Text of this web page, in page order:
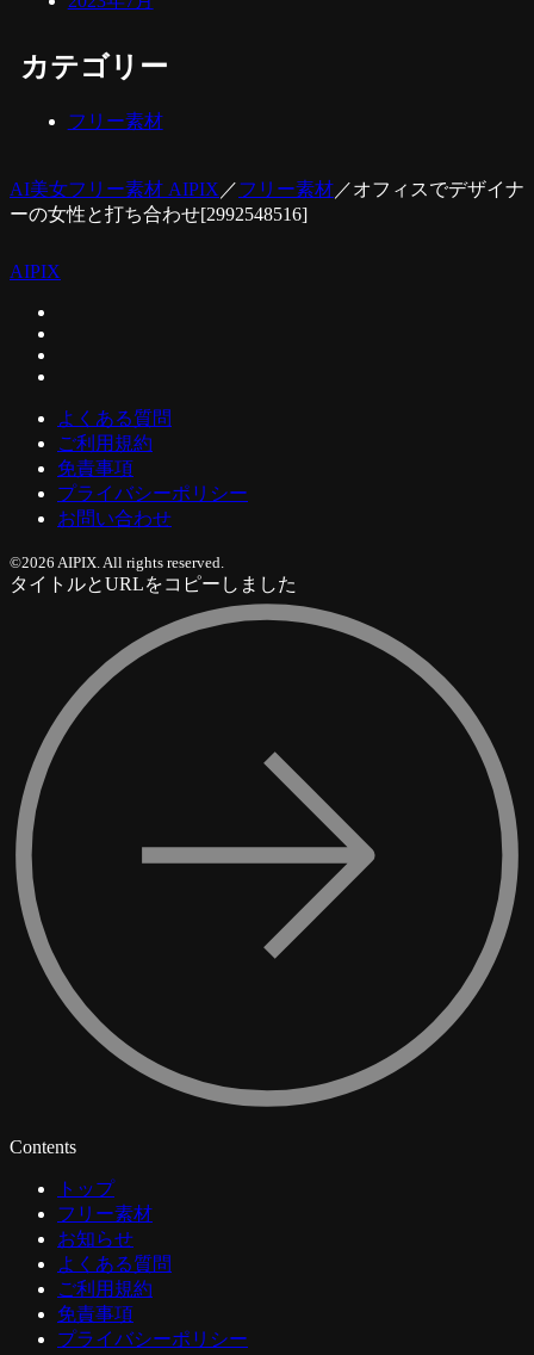
カテゴリー
フリー素材
AI美女フリー素材 AIPIX ／フリー素材 ／オフィスでデザイナ
ーの女性と打ち合わせ[2992548516]
AIPIX
よくある質問
ご利用規約
免責事項
プライバシーポリシー
お問い合わせ
©2026 AIPIX. All rights reserved.
タイトルとURLをコピーしました
Contents
トップ
フリー素材
お知らせ
よくある質問
ご利用規約
免責事項
プライバシーポリシー